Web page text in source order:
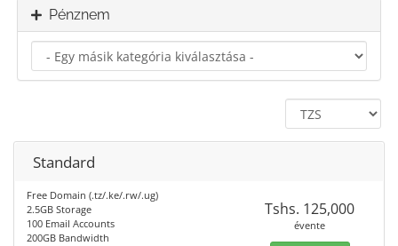
Pénznem
Standard
Free Domain (.tz/.ke/.rw/.ug)
2.5GB Storage
100 Email Accounts
200GB Bandwidth
Tshs. 125,000
évente